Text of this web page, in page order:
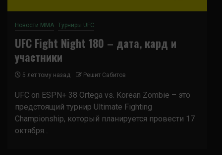
Новости ММА Турниры UFC
UFC Fight Night 180 – дата, кард и
участники
5 лет тому назад Решит Сабитов
UFC on ESPN+ 38 Ortega vs. Korean Zombie – это
предстоящий турнир Ultimate Fighting
Championship, который планируется провести 17
октября...